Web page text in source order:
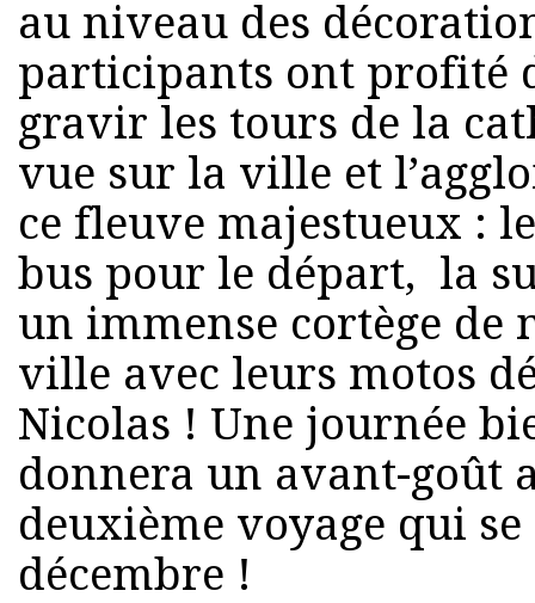
au niveau des
participants ont profité
gravir les tours de la
vue sur la ville et
ce fleuve majestueux :
bus pour le départ, la
un immense cortège
ville avec leurs motos
Nicolas ! Une journée
donnera un avant-goût
deuxième voyage qui
décembre !